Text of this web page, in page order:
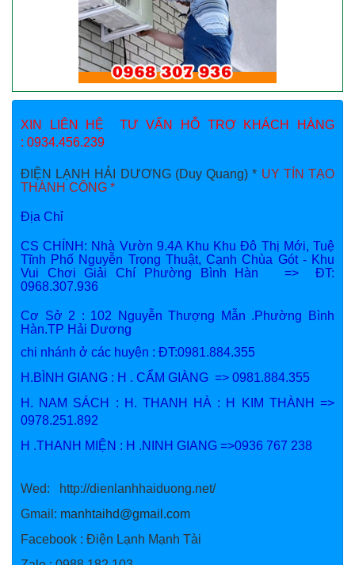
XIN LIÊN HỆ TƯ VẤN HỖ TRỢ KHÁCH HÀNG
: 0934.456.239
ĐIỆN LẠNH HẢI DƯƠNG (Duy Quang) * UY TÍN TẠO
THÀNH CÔNG *
Địa Chỉ
CS CHÍNH: Nhà Vườn 9.4A Khu Khu Đô Thị Mới, Tuệ
Tĩnh Phố Nguyễn Trọng Thuật, Cạnh Chùa Gót - Khu
Vui Chơi Giải Chí Phường Bình Hàn => ĐT:
0968.307.936
Cơ Sở 2 : 102 Nguyễn Thượng Mẫn .Phường Bình
Hàn.TP Hải Dương
chi nhánh ở các huyện : ĐT:0981.884.355
H.BÌNH GIANG : H . CẨM GIÀNG => 0981.884.355
H. NAM SÁCH : H. THANH HÀ : H KIM THÀNH =>
0978.251.892
H .THANH MIỆN : H .NINH GIANG =>0936 767 238
Wed: http://dienlanhhaiduong.net/
Gmail: manhtaihd@gmail.com
Facebook : Điện Lạnh Mạnh Tài